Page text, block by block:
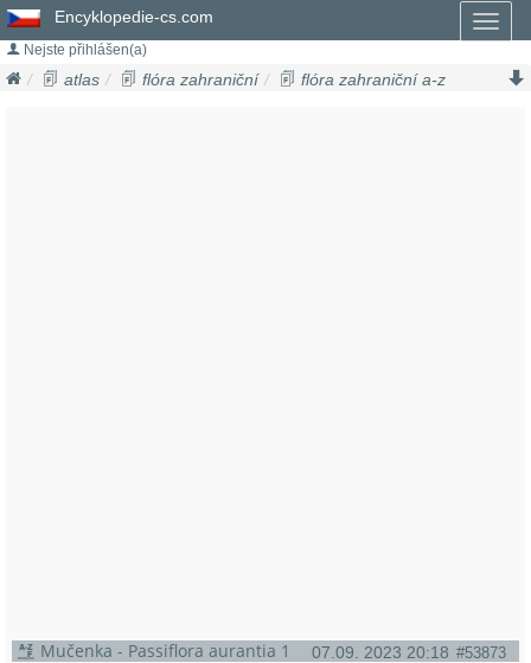
Encyklopedie-cs.com
Nejste přihlášen(a)
atlas flóra zahraniční
flóra zahraniční a-z
07.09. 2023 20:18 #53873
Mučenka - Passiflora aurantia 1